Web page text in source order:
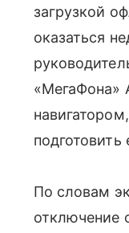
загрузкой
оказаться
«МегаФона»
подготовить
По словам
отключение